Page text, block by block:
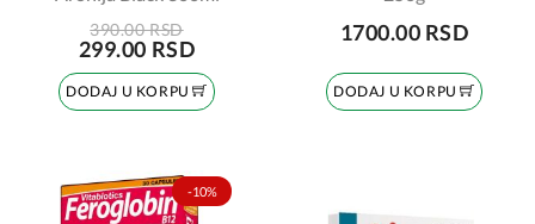
390.00 RSD
299.00 RSD
DODAJ U KORPU
1700.00 RSD
DODAJ U KORPU
-10%